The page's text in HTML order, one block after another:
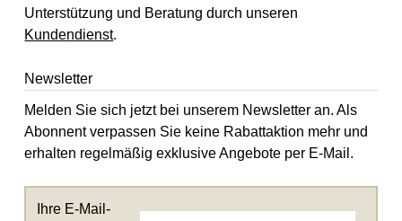
Unterstützung und Beratung durch unseren
Kundendienst.
Newsletter
Melden Sie sich jetzt bei unserem Newsletter an. Als
Abonnent verpassen Sie keine Rabattaktion mehr und
erhalten regelmäßig exklusive Angebote per E-Mail.
Ihre E-Mail-